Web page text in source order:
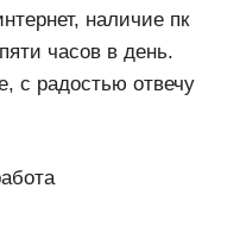
наличие пк
часов в день.
с радостью отвечу